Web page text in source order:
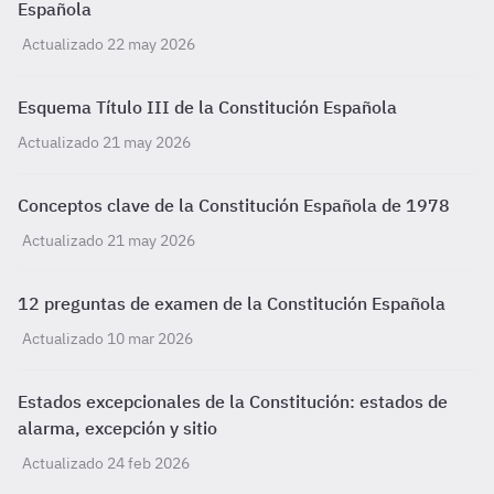
Española
Actualizado 22 may 2026
Esquema Título III de la Constitución Española
Actualizado 21 may 2026
Conceptos clave de la Constitución Española de 1978
Actualizado 21 may 2026
12 preguntas de examen de la Constitución Española
Actualizado 10 mar 2026
Estados excepcionales de la Constitución: estados de
alarma, excepción y sitio
Actualizado 24 feb 2026